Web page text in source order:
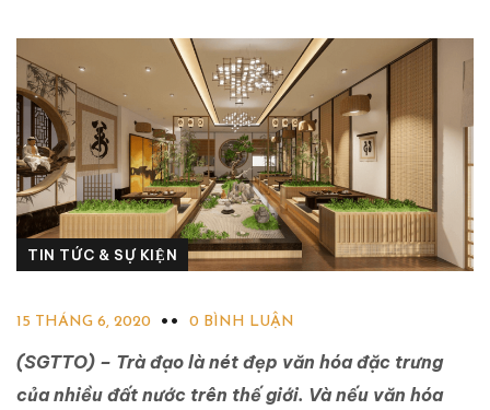
TIN TỨC & SỰ KIỆN
15 THÁNG 6, 2020 0 BÌNH LUẬN
(SGTTO) – Trà đạo là nét đẹp văn hóa đặc trưng
của nhiều đất nước trên thế giới. Và nếu văn hóa